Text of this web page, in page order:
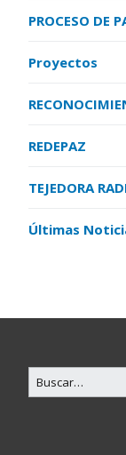
PROCESO DE
Proyectos
REDEPAZ
TEJEDORA
Últimas